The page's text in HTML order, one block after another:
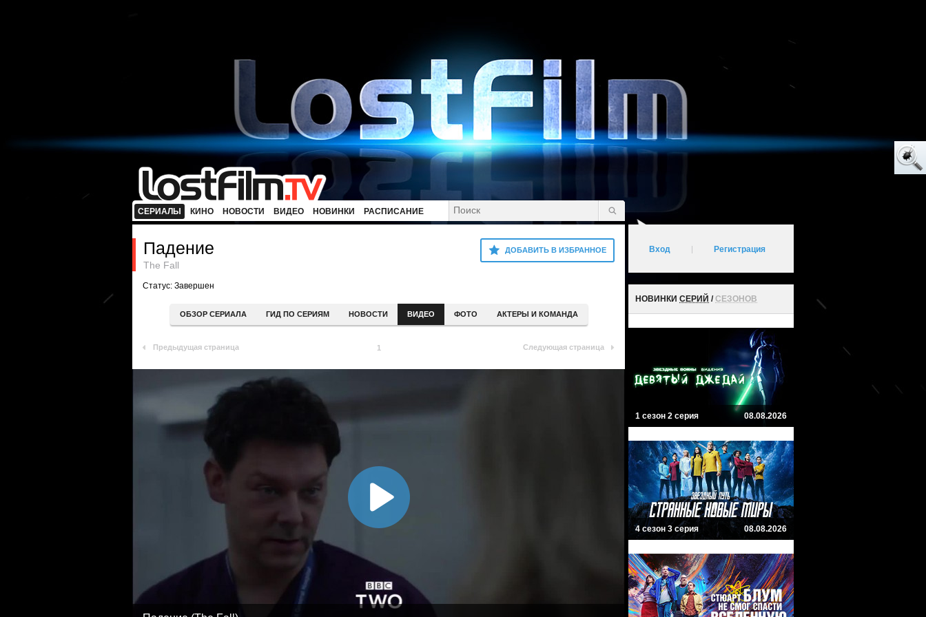
СЕРИАЛЫ КИНО НОВОСТИ ВИДЕО НОВИНКИ РАСПИСАНИЕ
ДОБАВИТЬ В ИЗБРАННОЕ
Падение
The Fall
Статус: Завершен
ОБЗОР СЕРИАЛА ГИД ПО СЕРИЯМ НОВОСТИ ВИДЕО ФОТО АКТЕРЫ И КОМАНДА
Предыдущая страница 1 Следующая страница
Вход Регистрация
НОВИНКИ СЕРИЙ /СЕЗОНОВ
1 сезон 2 серия 08.08.2026
4 сезон 3 серия 08.08.2026